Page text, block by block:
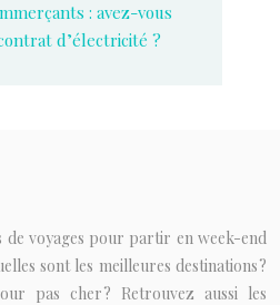
: avez-vous
d’électricité ?
de voyages pour partir en week-end
sont les meilleures destinations ?
pas cher ? Retrouvez aussi les